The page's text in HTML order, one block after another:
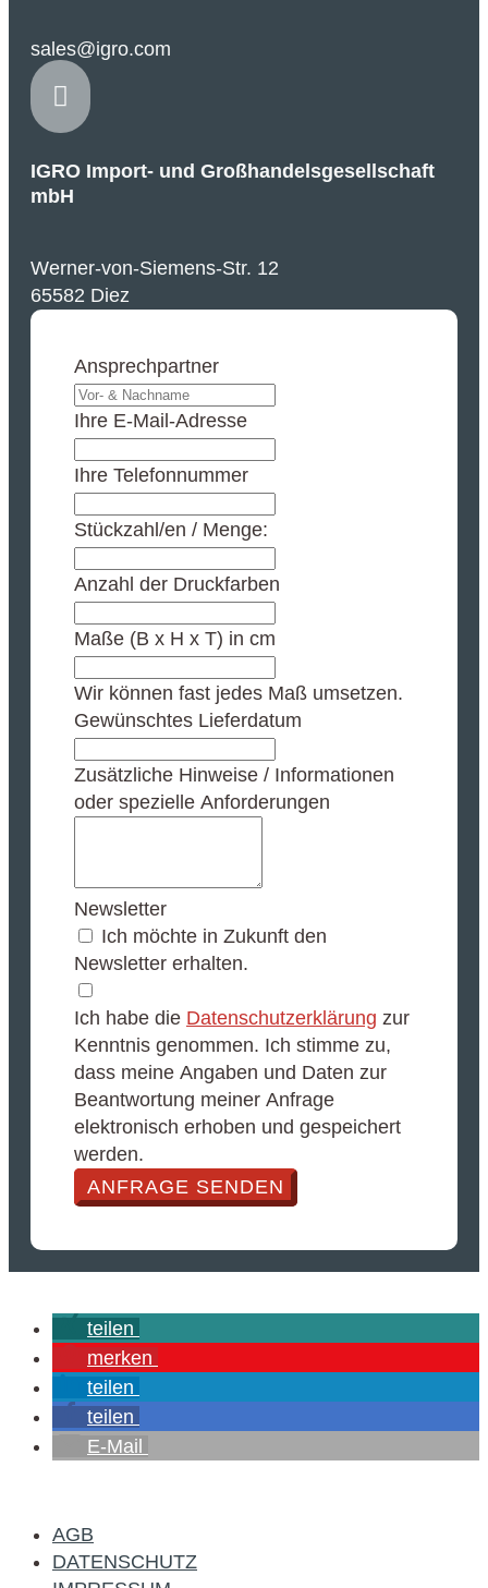
sales@igro.com

IGRO Import- und Großhandelsgesellschaft
mbH
Werner-von-Siemens-Str. 12
65582 Diez
Ansprechpartner
Ihre E-Mail-Adresse
Ihre Telefonnummer
Stückzahl/en / Menge:
Anzahl der Druckfarben
Maße (B x H x T) in cm
Wir können fast jedes Maß umsetzen.
Gewünschtes Lieferdatum
Zusätzliche Hinweise / Informationen
oder spezielle Anforderungen
Newsletter
Ich möchte in Zukunft den
Newsletter erhalten.
Ich habe die Datenschutzerklärung zur
Kenntnis genommen. Ich stimme zu,
dass meine Angaben und Daten zur
Beantwortung meiner Anfrage
elektronisch erhoben und gespeichert
werden.
ANFRAGE SENDEN
teilen
merken
teilen
teilen
E-Mail
AGB
DATENSCHUTZ